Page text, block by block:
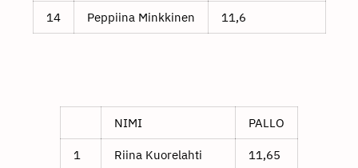
14 Peppiina Minkkinen 11,6
NIMI PALLO
1 Riina Kuorelahti 11,65